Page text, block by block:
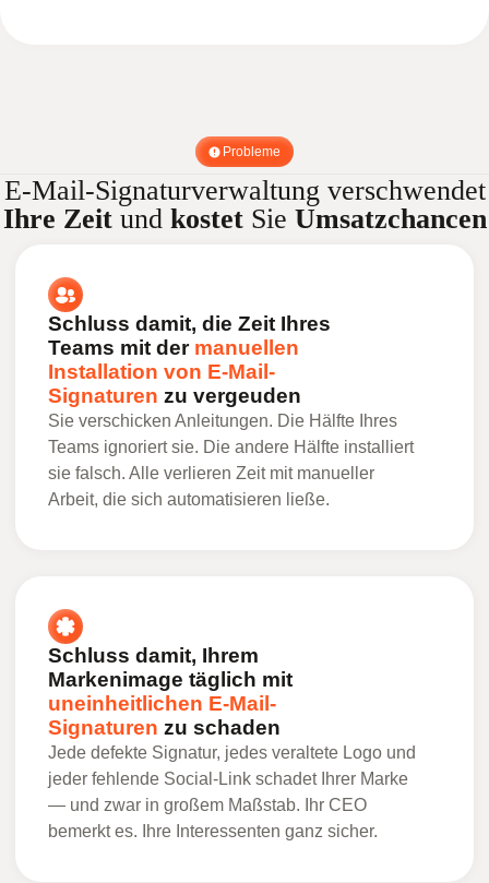
Probleme
E-Mail-Signaturverwaltung verschwendet
Ihre Zeitund kostetSie Umsatzchancen
Schluss damit, die Zeit Ihres
Teams mit der manuellen
Installation von E-Mail-
Signaturen zu vergeuden
Sie verschicken Anleitungen. Die Hälfte Ihres
Teams ignoriert sie. Die andere Hälfte installiert
sie falsch. Alle verlieren Zeit mit manueller
Arbeit, die sich automatisieren ließe.
Schluss damit, Ihrem
Markenimage täglich mit
uneinheitlichen E-Mail-
Signaturen zu schaden
Jede defekte Signatur, jedes veraltete Logo und
jeder fehlende Social-Link schadet Ihrer Marke
— und zwar in großem Maßstab. Ihr CEO
bemerkt es. Ihre Interessenten ganz sicher.